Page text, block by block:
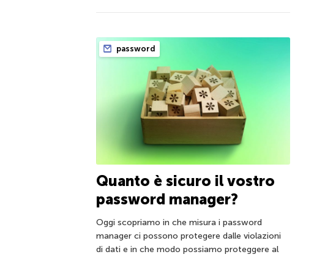
password
Quanto è sicuro il vostro
password manager?
Oggi scopriamo in che misura i password
manager ci possono protegere dalle violazioni
di dati e in che modo possiamo proteggere al